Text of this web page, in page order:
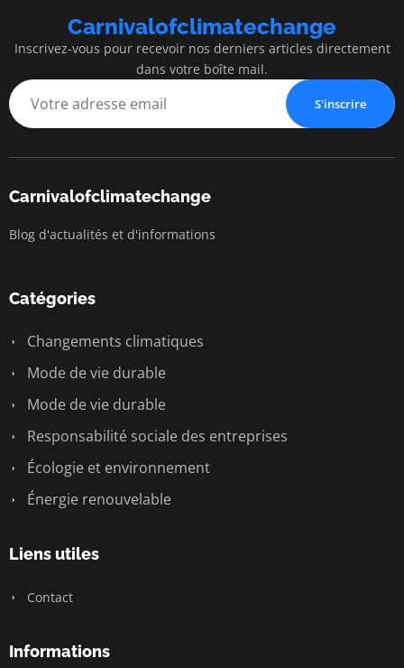
Carnivalofclimatechange
Inscrivez-vous pour recevoir nos derniers articles directement
dans votre boîte mail.
S'inscrire
Carnivalofclimatechange
Blog d'actualités et d'informations
Catégories
Changements climatiques
Mode de vie durable
Mode de vie durable
Responsabilité sociale des entreprises
Écologie et environnement
Énergie renouvelable
Liens utiles
Contact
Informations